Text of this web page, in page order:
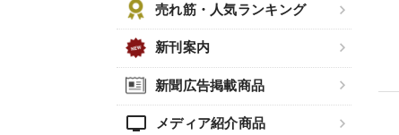
売れ筋・人気ランキング
新刊案内
新聞広告掲載商品
tv メディア紹介商品